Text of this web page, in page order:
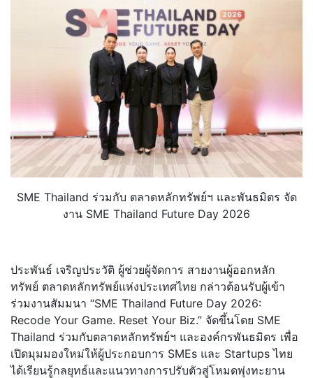
SME Thailand ร่วมกับ ตลาดหลักทรัพย์ฯ และพันธมิตร จัด
งาน SME Thailand Future Day 2026
ประพันธ์ เจริญประวัติ ผู้ช่วยผู้จัดการ สายงานผู้ออกหลัก
ทรัพย์ ตลาดหลักทรัพย์แห่งประเทศไทย กล่าวต้อนรับผู้เข้า
ร่วมงานสัมมนา “SME Thailand Future Day 2026:
Recode Your Game. Reset Your Biz.” จัดขึ้นโดย SME
Thailand ร่วมกับตลาดหลักทรัพย์ฯ และองค์กรพันธมิตร เพื่อ
เปิดมุมมองใหม่ให้ผู้ประกอบการ SMEs และ Startups ไทย
ได้เรียนรู้กลยุทธ์และแนวทางการปรับตัวสู่โหมดพุ่งทะยาน